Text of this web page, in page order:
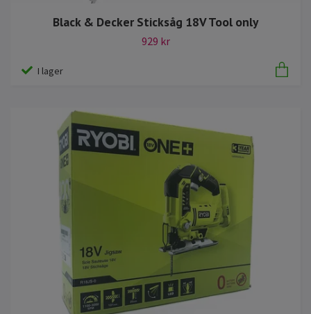
Black & Decker Sticksåg 18V Tool only
929 kr
I lager